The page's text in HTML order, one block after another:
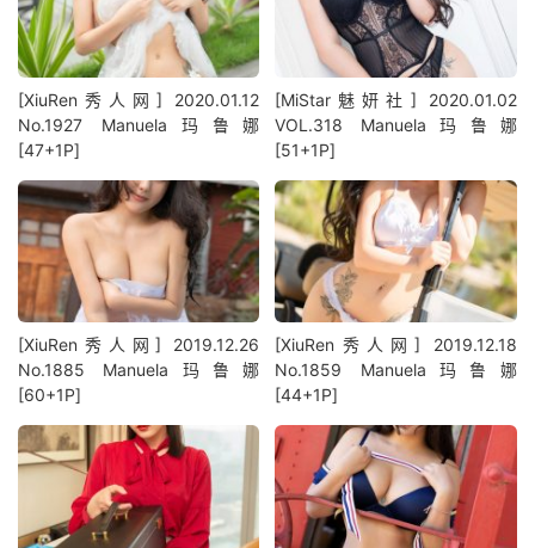
[XiuRen秀人网] 2020.01.12
No.1927 Manuela玛鲁娜
[47+1P]
[MiStar魅妍社] 2020.01.02
VOL.318 Manuela玛鲁娜
[51+1P]
[XiuRen秀人网] 2019.12.26
No.1885 Manuela玛鲁娜
[60+1P]
[XiuRen秀人网] 2019.12.18
No.1859 Manuela玛鲁娜
[44+1P]